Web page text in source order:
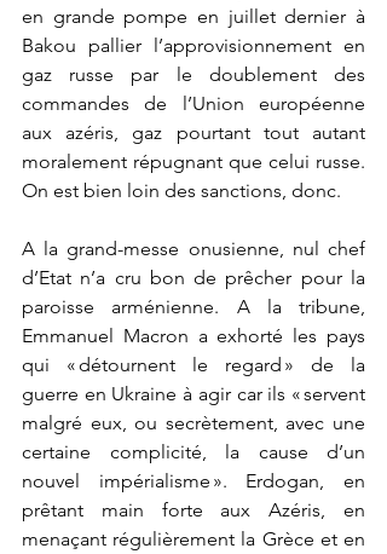
en grande pompe en juillet dernier à
Bakou pallier l’approvisionnement en
gaz russe par le doublement des
commandes de l’Union européenne
aux azéris, gaz pourtant tout autant
moralement répugnant que celui russe.
On est bien loin des sanctions, donc.
A la grand-messe onusienne, nul chef
d’Etat n’a cru bon de prêcher pour la
paroisse arménienne. A la tribune,
Emmanuel Macron a exhorté les pays
qui « détournent le regard » de la
guerre en Ukraine à agir car ils « servent
malgré eux, ou secrètement, avec une
certaine complicité, la cause d’un
nouvel impérialisme ». Erdogan, en
prêtant main forte aux Azéris, en
menaçant régulièrement la Grèce et en